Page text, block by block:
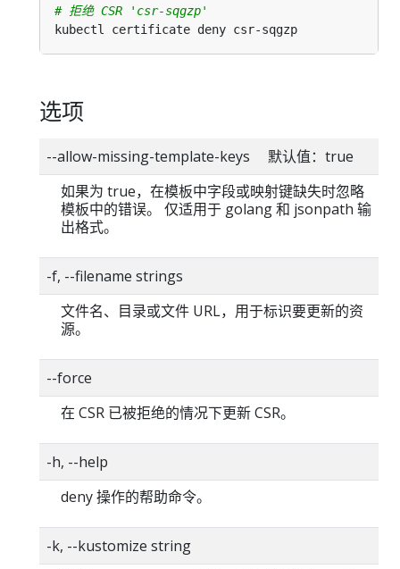
# 拒绝 CSR 'csr-sqgzp'
选项
--allow-missing-template-keys 默认值：true
如果为 true，在模板中字段或映射键缺失时忽略
模板中的错误。 仅适用于 golang 和 jsonpath 输
出格式。
-f, --filename strings
文件名、目录或文件 URL，用于标识要更新的资
源。
--force
在 CSR 已被拒绝的情况下更新 CSR。
-h, --help
deny 操作的帮助命令。
-k, --kustomize string